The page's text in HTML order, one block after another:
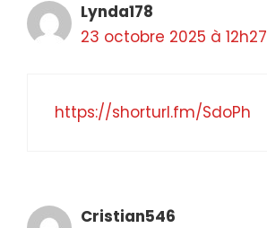
Lynda178
23 octobre 2025 à 12h27
https://shorturl.fm/SdoPh
Cristian546